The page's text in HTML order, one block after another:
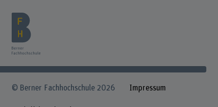
© Berner Fachhochschule 2026 Impressum